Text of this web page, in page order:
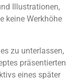
Illustrationen,
keine Werkhöhe
zu unterlassen,
präsentierten
eines später